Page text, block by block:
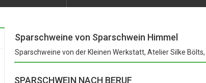
Sparschweine von Sparschwein Himmel
Sparschweine von der Kleinen Werkstatt, Atelier Silke
SPARSCHWEIN NACH BERUF